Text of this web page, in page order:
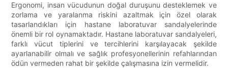
Ergonomi, insan vücudunun doğal duruşunu desteklemek ve
zorlama ve yaralanma riskini azaltmak için özel olarak
tasarlandıkları için hastane laboratuvar sandalyelerinde
önemli bir rol oynamaktadır. Hastane laboratuvar sandalyeleri,
farklı vücut tiplerini ve tercihlerini karşılayacak şekilde
ayarlanabilir olmalı ve sağlık profesyonellerinin refahlarından
ödün vermeden rahat bir şekilde çalışmasına izin vermelidir.